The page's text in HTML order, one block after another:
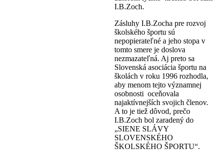
I.B.Zoch.
Zásluhy I.B.Zocha pre rozvoj
školského športu sú
nepopierateľné a jeho stopa v
tomto smere je doslova
nezmazateľná. Aj preto sa
Slovenská asociácia športu na
školách v roku 1996 rozhodla,
aby menom tejto významnej
osobnosti oceňovala
najaktívnejších svojich členov.
A to je tiež dôvod, prečo
I.B.Zoch bol zaradený do
„SIENE SLÁVY
SLOVENSKÉHO
ŠKOLSKÉHO ŠPORTU“.